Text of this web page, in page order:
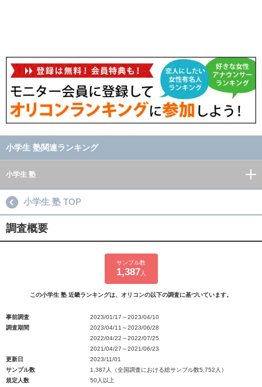
小学生 塾関連ランキング
小学生 塾
小学生 塾 TOP
調査概要
サンプル数
1,387 人
この小学生 塾 近畿ランキングは、オリコンの以下の調査に基づいています。
事前調査
2023/01/17～2023/04/10
調査期間
2023/04/11～2023/06/28
2022/04/22～2022/07/25
2021/04/27～2021/06/23
更新日
2023/11/01
サンプル数
1,387人（全国調査における総サンプル数5,752人）
規定人数
50人以上